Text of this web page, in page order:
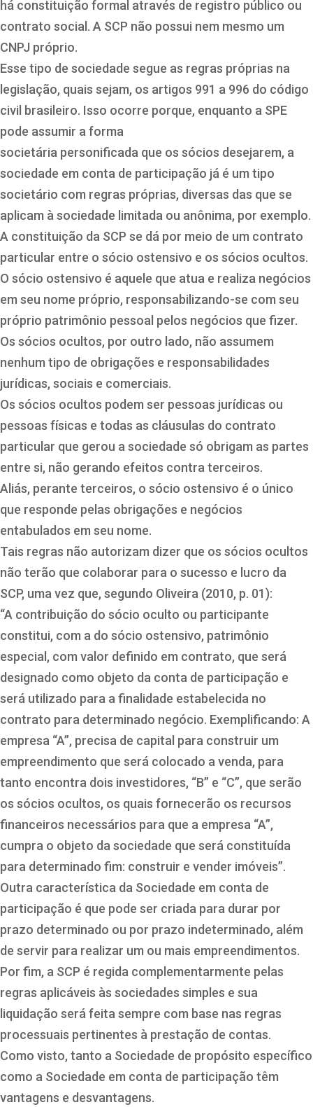
há constituição formal através de registro público ou
contrato social. A SCP não possui nem mesmo um
CNPJ próprio.
Esse tipo de sociedade segue as regras próprias na
legislação, quais sejam, os artigos 991 a 996 do código
civil brasileiro. Isso ocorre porque, enquanto a SPE
pode assumir a forma
societária personificada que os sócios desejarem, a
sociedade em conta de participação já é um tipo
societário com regras próprias, diversas das que se
aplicam à sociedade limitada ou anônima, por exemplo.
A constituição da SCP se dá por meio de um contrato
particular entre o sócio ostensivo e os sócios ocultos.
O sócio ostensivo é aquele que atua e realiza negócios
em seu nome próprio, responsabilizando-se com seu
próprio patrimônio pessoal pelos negócios que fizer.
Os sócios ocultos, por outro lado, não assumem
nenhum tipo de obrigações e responsabilidades
jurídicas, sociais e comerciais.
Os sócios ocultos podem ser pessoas jurídicas ou
pessoas físicas e todas as cláusulas do contrato
particular que gerou a sociedade só obrigam as partes
entre si, não gerando efeitos contra terceiros.
Aliás, perante terceiros, o sócio ostensivo é o único
que responde pelas obrigações e negócios
entabulados em seu nome.
Tais regras não autorizam dizer que os sócios ocultos
não terão que colaborar para o sucesso e lucro da
SCP, uma vez que, segundo Oliveira (2010, p. 01):
“A contribuição do sócio oculto ou participante
constitui, com a do sócio ostensivo, patrimônio
especial, com valor definido em contrato, que será
designado como objeto da conta de participação e
será utilizado para a finalidade estabelecida no
contrato para determinado negócio. Exemplificando: A
empresa “A”, precisa de capital para construir um
empreendimento que será colocado a venda, para
tanto encontra dois investidores, “B” e “C”, que serão
os sócios ocultos, os quais fornecerão os recursos
financeiros necessários para que a empresa “A”,
cumpra o objeto da sociedade que será constituída
para determinado fim: construir e vender imóveis”.
Outra característica da Sociedade em conta de
participação é que pode ser criada para durar por
prazo determinado ou por prazo indeterminado, além
de servir para realizar um ou mais empreendimentos.
Por fim, a SCP é regida complementarmente pelas
regras aplicáveis às sociedades simples e sua
liquidação será feita sempre com base nas regras
processuais pertinentes à prestação de contas.
Como visto, tanto a Sociedade de propósito específico
como a Sociedade em conta de participação têm
vantagens e desvantagens.